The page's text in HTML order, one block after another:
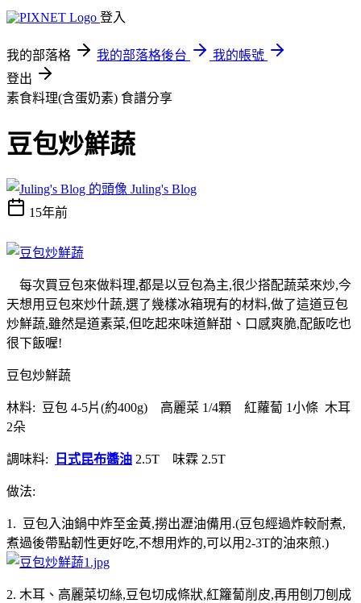
登入
我的部落格 我的部落格後台
我的帳號
登出
素食料理(含蛋奶素) 食譜分享
豆包炒鮮蔬
Juling's Blog
15年前
每次買豆包來做料理,都是以豆包為主,很少搭配蔬菜來炒,今
天想用豆包來炒什蔬,選了幾樣冰箱現有的材料,做了這道豆包
炒鮮蔬,雖然是道素菜,但吃起來味道鮮甜、口感爽脆,配飯吃也
很下飯喔!
豆包炒鮮蔬
林料: 豆包 4-5片(約400g) 高麗菜 1/4顆 紅蘿蔔 1小條 木耳
2朵
調味料: 日式昆布醬油 2.5T 味霖 2.5T
做法:
1. 豆包入油鍋中炸至金黃,撈出瀝油備用.(豆包經過炸較耐煮,
煮過後帶點韌性更好吃,不想用炸的,可以用2-3T的油來煎.)
2. 木耳、高麗菜切絲,豆包切成條狀,紅籮蔔削皮,再用刨刀刨成